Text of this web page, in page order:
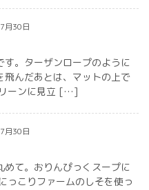
月30日
。ターザンロープのように
飛んだあとは、マットの上で
ーンに見立 […]
月30日
めて。おりんぴっくスープに
こりファームのしそを使っ